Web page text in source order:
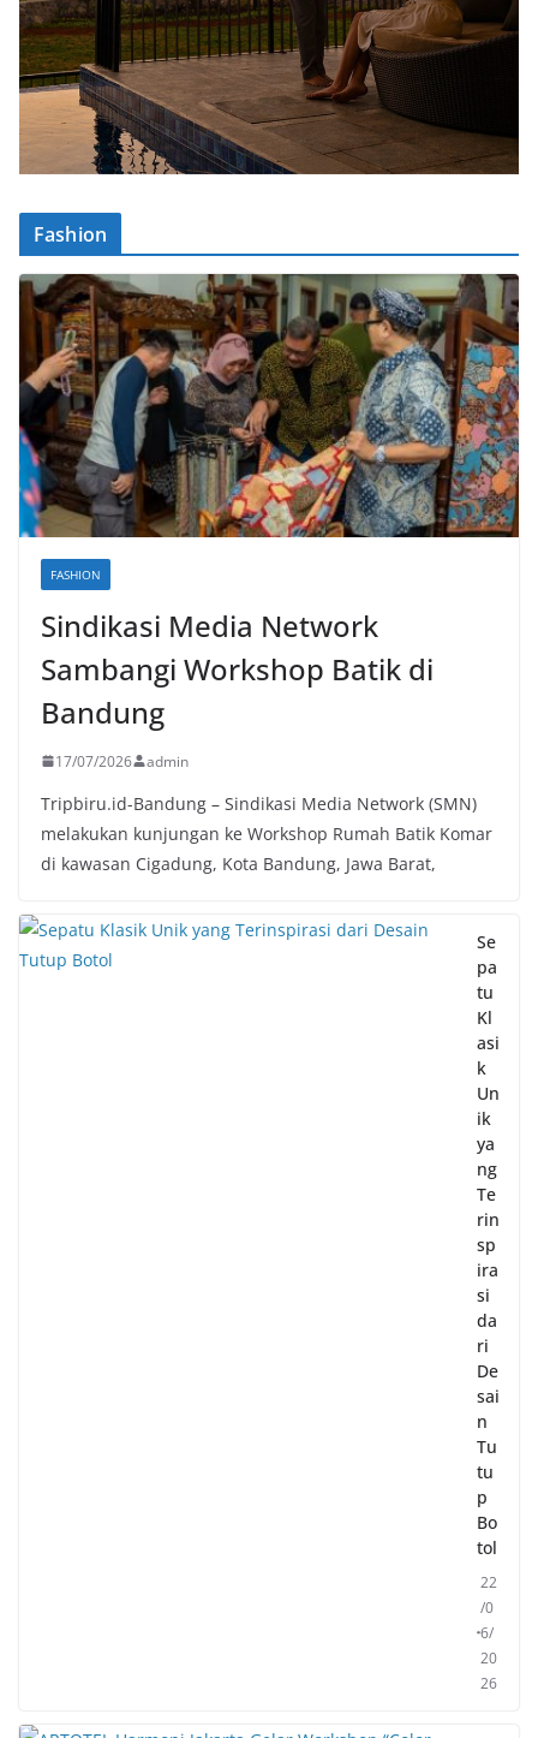
Fashion
FASHION
Sindikasi Media Network
Sambangi Workshop Batik di
Bandung
17/07/2026 admin
Tripbiru.id-Bandung – Sindikasi Media Network (SMN)
melakukan kunjungan ke Workshop Rumah Batik Komar
di kawasan Cigadung, Kota Bandung, Jawa Barat,
Se
pa
tu
Kl
asi
k
Un
ik
ya
ng
Te
rin
sp
ira
si
da
ri
De
sai
n
Tu
tu
p
Bo
tol
22
/0
6/
20
26